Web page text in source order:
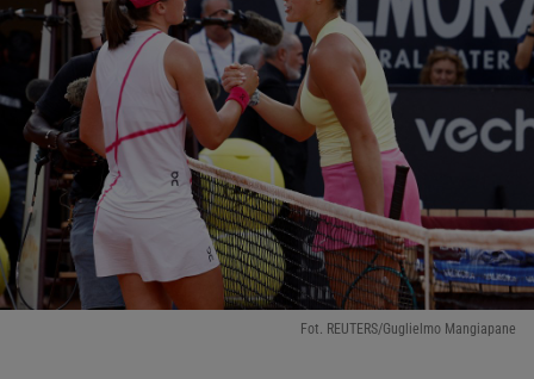
Fot. REUTERS/Guglielmo Mangiapane